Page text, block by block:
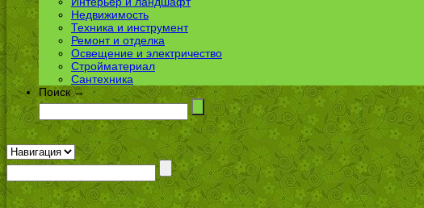
Недвижимость
Техника и инструмент
Ремонт и отделка
Освещение и электричество
Стройматериал
Сантехника
Поиск →